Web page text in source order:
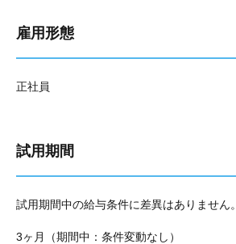
雇用形態
正社員
試用期間
試用期間中の給与条件に差異はありません。
3ヶ月（期間中：条件変動なし）